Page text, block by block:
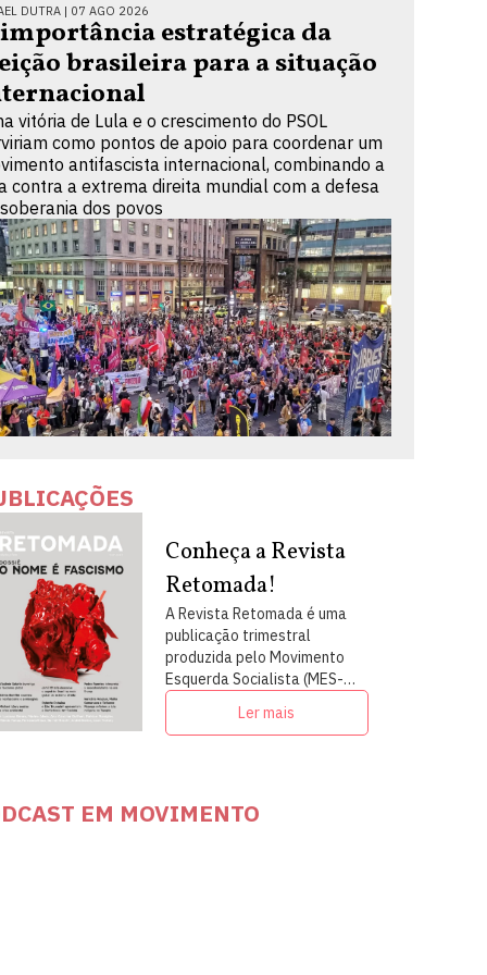
DUTRA | 07 AGO 2026
estratégica da
brasileira para a situação
vitória de Lula e o crescimento do PSOL
como pontos de apoio para coordenar um
antifascista internacional, combinando a
contra a extrema direita mundial com a defesa
dos povos
Conheça a Revista
Retomada!
A Revista Retomada é uma
publicação trimestral
produzida pelo Movimento
Esquerda Socialista (MES-
PSOL) em articulação com
intelectuais, militantes e
Ler mais
EM MOVIMENTO